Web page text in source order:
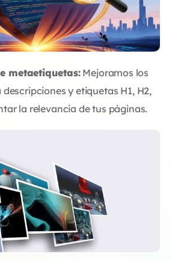
metaetiquetas:Mejoramos los
y etiquetas H1, H2,
la relevancia de tus páginas.